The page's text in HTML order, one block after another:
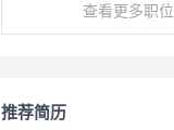
查看更多职位
推荐简历